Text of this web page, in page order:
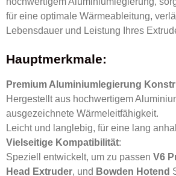
für eine optimale Wärmeableitung,
Lebensdauer und Leistung Ihres
Hauptmerkmale:
Premium Aluminiumlegierung
Hergestellt aus hochwertigem
ausgezeichnete Wärmeleitfähigkeit.
Leicht und langlebig, für eine lang
Vielseitige Kompatibilität:
Speziell entwickelt, um zu passen V6
Head Extruder, und Bowden Hotend